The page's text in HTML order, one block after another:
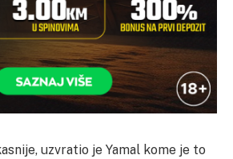
uzvratio je Yamal kome je to